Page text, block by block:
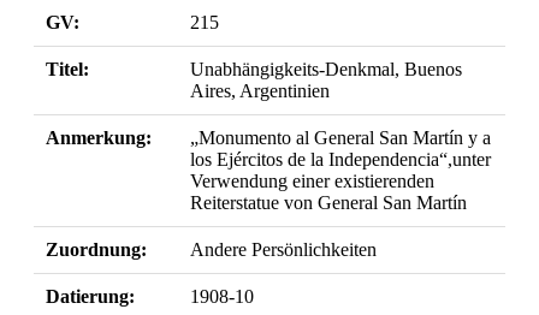
GV: 215
Titel:
Unabhängigkeits-Denkmal, Buenos
Aires, Argentinien
Anmerkung:
„Monumento al General San Martín y a
los Ejércitos de la Independencia“,unter
Verwendung einer existierenden
Reiterstatue von General San Martín
Zuordnung: Andere Persönlichkeiten
Datierung: 1908-10